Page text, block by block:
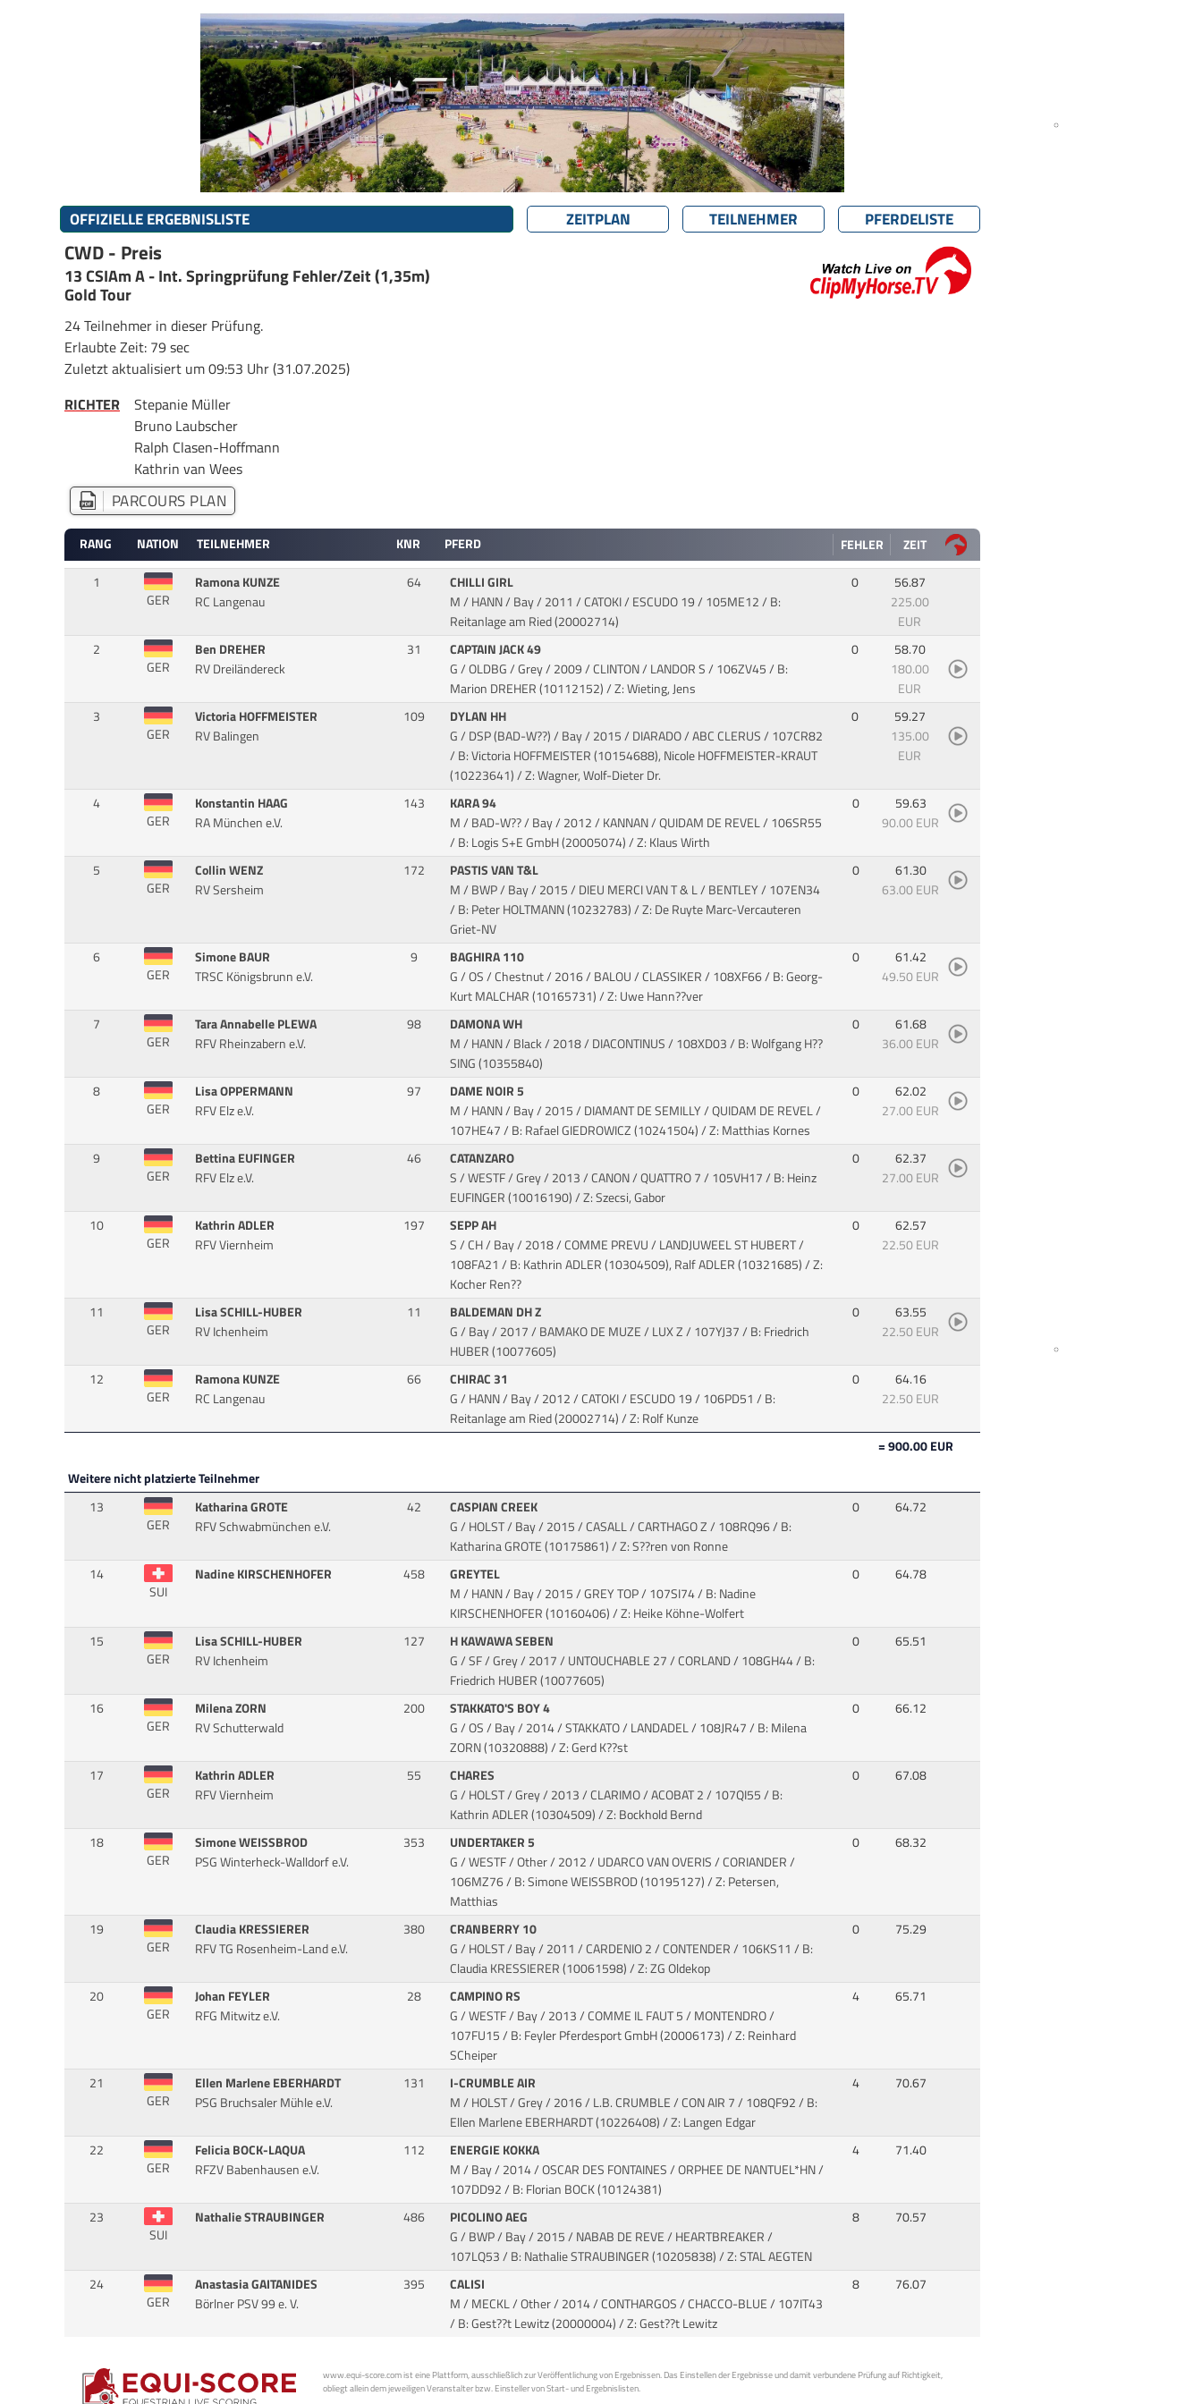
OFFIZIELLE ERGEBNISLISTE ZEITPLAN TEILNEHMER PFERDELISTE
CWD - Preis
13 CSIAm A - Int. Springprüfung Fehler/Zeit (1,35m)
Gold Tour
24 Teilnehmer in dieser Prüfung.
Erlaubte Zeit: 79 sec
Zuletzt aktualisiert um 09:53 Uhr (31.07.2025)
RICHTER
Stepanie Müller
Bruno Laubscher
Ralph Clasen-Hoffmann
Kathrin van Wees
PARCOURS PLAN
RANG NATION TEILNEHMER KNR PFERD FEHLER
ZEIT
1
GER
Ramona KUNZE
RC Langenau
64
CHILLI GIRL
M / HANN / Bay / 2011 / CATOKI / ESCUDO 19/ 105ME12 / B:
Reitanlage am Ried (20002714)
0
56.87
225.00
EUR
2
GER
Ben DREHER
RV Dreiländereck
31
CAPTAIN JACK 49
G / OLDBG / Grey / 2009 / CLINTON / LANDOR S/ 106ZV45 / B:
Marion DREHER (10112152) / Z: Wieting, Jens
0
58.70
180.00
EUR
3
GER
Victoria HOFFMEISTER
RV Balingen
109
DYLAN HH
G / DSP (BAD-W??) / Bay / 2015 / DIARADO / ABC CLERUS/ 107CR82
/ B: Victoria HOFFMEISTER (10154688), Nicole HOFFMEISTER-KRAUT
(10223641) / Z: Wagner, Wolf-Dieter Dr.
0
59.27
135.00
EUR
4
GER
Konstantin HAAG
RA München e.V.
143
KARA 94
M / BAD-W?? / Bay / 2012 / KANNAN / QUIDAM DE REVEL/ 106SR55
/ B: Logis S+E GmbH (20005074) / Z: Klaus Wirth
0
59.63
90.00 EUR
5
GER
Collin WENZ
RV Sersheim
172
PASTIS VAN T&L
M / BWP / Bay / 2015 / DIEU MERCI VAN T & L / BENTLEY/ 107EN34
/ B: Peter HOLTMANN (10232783) / Z: De Ruyte Marc-Vercauteren
Griet-NV
0
61.30
63.00 EUR
6
GER
Simone BAUR
TRSC Königsbrunn e.V.
9
BAGHIRA 110
G / OS / Chestnut / 2016 / BALOU / CLASSIKER/ 108XF66 / B: Georg-
Kurt MALCHAR (10165731) / Z: Uwe Hann??ver
0
61.42
49.50 EUR
7
GER
Tara Annabelle PLEWA
RFV Rheinzabern e.V.
98
DAMONA WH
M / HANN / Black / 2018 / DIACONTINUS/ 108XD03 / B: Wolfgang H??
SING (10355840)
0
61.68
36.00 EUR
8
GER
Lisa OPPERMANN
RFV Elz e.V.
97
DAME NOIR 5
M / HANN / Bay / 2015 / DIAMANT DE SEMILLY / QUIDAM DE REVEL/
107HE47 / B: Rafael GIEDROWICZ (10241504) / Z: Matthias Kornes
0
62.02
27.00 EUR
9
GER
Bettina EUFINGER
RFV Elz e.V.
46
CATANZARO
S / WESTF / Grey / 2013 / CANON / QUATTRO 7/ 105VH17 / B: Heinz
EUFINGER (10016190) / Z: Szecsi, Gabor
0
62.37
27.00 EUR
10
GER
Kathrin ADLER
RFV Viernheim
197
SEPP AH
S / CH / Bay / 2018 / COMME PREVU / LANDJUWEEL ST HUBERT/
108FA21 / B: Kathrin ADLER (10304509), Ralf ADLER (10321685) / Z:
Kocher Ren??
0
62.57
22.50 EUR
11
GER
Lisa SCHILL-HUBER
RV Ichenheim
11
BALDEMAN DH Z
G / Bay / 2017 / BAMAKO DE MUZE / LUX Z/ 107YJ37 / B: Friedrich
HUBER (10077605)
0
63.55
22.50 EUR
12
GER
Ramona KUNZE
RC Langenau
66
CHIRAC 31
G / HANN / Bay / 2012 / CATOKI / ESCUDO 19/ 106PD51 / B:
Reitanlage am Ried (20002714) / Z: Rolf Kunze
0
64.16
22.50 EUR
= 900.00 EUR
Weitere nicht platzierte Teilnehmer
13
GER
Katharina GROTE
RFV Schwabmünchen e.V.
42
CASPIAN CREEK
G / HOLST / Bay / 2015 / CASALL / CARTHAGO Z/ 108RQ96 / B:
Katharina GROTE (10175861) / Z: S??ren von Ronne
0 64.72
14
SUI
Nadine KIRSCHENHOFER 458
GREYTEL
M / HANN / Bay / 2015 / GREY TOP/ 107SI74 / B: Nadine
KIRSCHENHOFER (10160406) / Z: Heike Köhne-Wolfert
0 64.78
15
GER
Lisa SCHILL-HUBER
RV Ichenheim
127
H KAWAWA SEBEN
G / SF / Grey / 2017 / UNTOUCHABLE 27 / CORLAND/ 108GH44 / B:
Friedrich HUBER (10077605)
0 65.51
16
GER
Milena ZORN
RV Schutterwald
200
STAKKATO'S BOY 4
G / OS / Bay / 2014 / STAKKATO / LANDADEL/ 108JR47 / B: Milena
ZORN (10320888) / Z: Gerd K??st
0 66.12
17
GER
Kathrin ADLER
RFV Viernheim
55
CHARES
G / HOLST / Grey / 2013 / CLARIMO / ACOBAT 2/ 107QI55 / B:
Kathrin ADLER (10304509) / Z: Bockhold Bernd
0 67.08
18
GER
Simone WEISSBROD
PSG Winterheck-Walldorf e.V.
353
UNDERTAKER 5
G / WESTF / Other / 2012 / UDARCO VAN OVERIS / CORIANDER/
106MZ76 / B: Simone WEISSBROD (10195127) / Z: Petersen,
Matthias
0 68.32
19
GER
Claudia KRESSIERER
RFV TG Rosenheim-Land e.V.
380
CRANBERRY 10
G / HOLST / Bay / 2011 / CARDENIO 2 / CONTENDER/ 106KS11 / B:
Claudia KRESSIERER (10061598) / Z: ZG Oldekop
0 75.29
20
GER
Johan FEYLER
RFG Mitwitz e.V.
28
CAMPINO RS
G / WESTF / Bay / 2013 / COMME IL FAUT 5 / MONTENDRO/
107FU15 / B: Feyler Pferdesport GmbH (20006173) / Z: Reinhard
SCheiper
4 65.71
21
GER
Ellen Marlene EBERHARDT
PSG Bruchsaler Mühle e.V.
131
I-CRUMBLE AIR
M / HOLST / Grey / 2016 / L.B. CRUMBLE / CON AIR 7/ 108QF92 / B:
Ellen Marlene EBERHARDT (10226408) / Z: Langen Edgar
4 70.67
22
GER
Felicia BOCK-LAQUA
RFZV Babenhausen e.V.
112
ENERGIE KOKKA
M / Bay / 2014 / OSCAR DES FONTAINES / ORPHEE DE NANTUEL*HN/
107DD92 / B: Florian BOCK (10124381)
4 71.40
23
SUI
Nathalie STRAUBINGER 486
PICOLINO AEG
G / BWP / Bay / 2015 / NABAB DE REVE / HEARTBREAKER/
107LQ53 / B: Nathalie STRAUBINGER (10205838) / Z: STAL AEGTEN
8 70.57
24
GER
Anastasia GAITANIDES
Börlner PSV 99 e. V.
395
CALISI
M / MECKL / Other / 2014 / CONTHARGOS / CHACCO-BLUE/ 107IT43
/ B: Gest??t Lewitz (20000004) / Z: Gest??t Lewitz
8 76.07
www.equi-score.com ist eine Plattform, ausschließlich zur Veröffentlichung von Ergebnissen. Das Einstellen der Ergebnisse und damit verbundene Prüfung auf Richtigkeit,
obliegt allein dem jeweiligen Veranstalter bzw. Einsteller von Start- und Ergebnislisten.